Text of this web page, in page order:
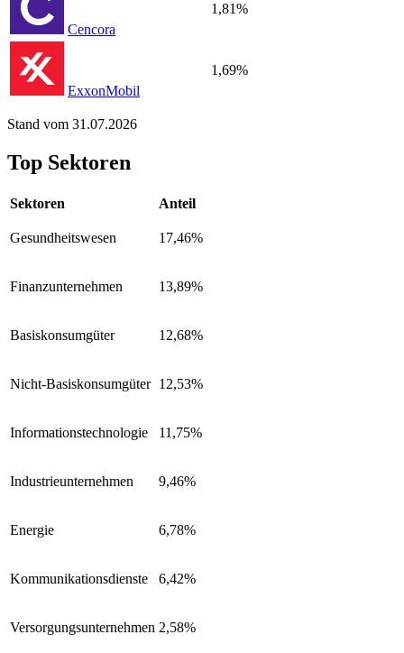
Cencora
1,81%
ExxonMobil
1,69%
Stand vom 31.07.2026
Top Sektoren
Sektoren Anteil
Gesundheitswesen 17,46%
Finanzunternehmen 13,89%
Basiskonsumgüter 12,68%
Nicht-Basiskonsumgüter 12,53%
Informationstechnologie 11,75%
Industrieunternehmen 9,46%
Energie 6,78%
Kommunikationsdienste 6,42%
Versorgungsunternehmen 2,58%